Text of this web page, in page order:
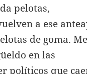
pelotas,
a ese
de goma. Me
en las
políticos que